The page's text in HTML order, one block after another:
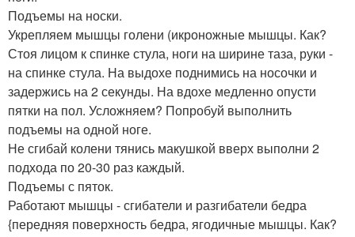
Подъемы на носки.
Укрепляем мышцы голени (икроножные мышцы. Как?
Стоя лицом к спинке стула, ноги на ширине таза, руки -
на спинке стула. На выдохе поднимись на носочки и
задержись на 2 секунды. На вдохе медленно опусти
пятки на пол. Усложняем? Попробуй выполнить
подъемы на одной ноге.
Не сгибай колени тянись макушкой вверх выполни 2
подхода по 20-30 раз каждый.
Подъемы с пяток.
Работают мышцы - сгибатели и разгибатели бедра
{передняя поверхность бедра, ягодичные мышцы. Как?